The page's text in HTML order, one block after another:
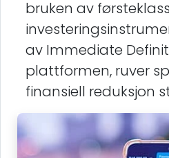
bruken av
av Immediate
plattformen, ruver
finansiell reduksjon